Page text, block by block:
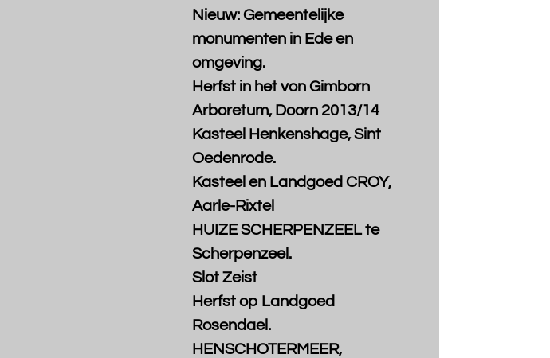
Nieuw: Gemeentelijke
monumenten in Ede en
omgeving.
Herfst in het von Gimborn
Arboretum, Doorn 2013/14
Kasteel Henkenshage, Sint
Oedenrode.
Kasteel en Landgoed CROY,
Aarle-Rixtel
HUIZE SCHERPENZEEL te
Scherpenzeel.
Slot Zeist
Herfst op Landgoed
Rosendael.
HENSCHOTERMEER,